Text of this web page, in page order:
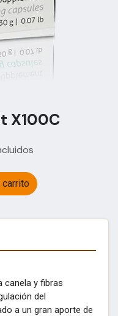
X100C
carrito
canela y fibras
del
a un gran aporte de